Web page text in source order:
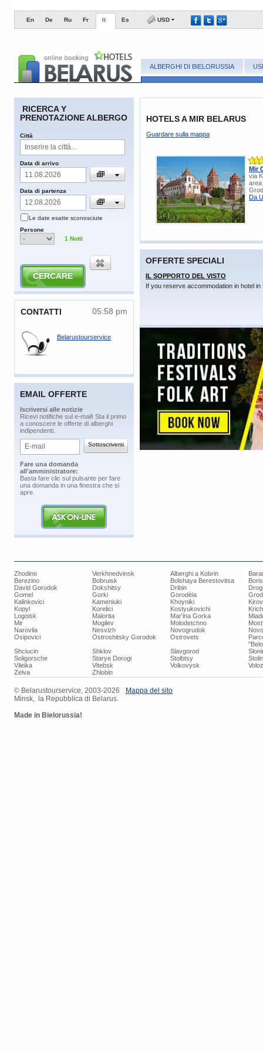
En De Ru Fr It Es USD
ALBERGHI DI BIELORUSSIA
RICERCA Y
PRENOTAZIONE ALBERGO
Сittà
​Data di arrivo
​Data di partenza
​Le date esatte sconosciute
​Persone
1 Notti
​CONTATTI 05:58 pm
Belarustourservice
EMAIL OFFERTE
​Iscriversi alle notizie
​Ricevi notifiche sul e-mail! Sta il primo
a conoscere le offerte di alberghi
indipendenti.
​Fare una domanda
all'amministratore:
​Basta fare clic sul pulsante per fare
una domanda in una finestra che si
apre.
HOTELS A MIR BELARUS
Guardare sulla mappa
Mir
via
area
Da
OFFERTE SPECIALI
IL SOPPORTO DEL VISTO
If you reserve accommodation in hotel
Zhodino Verkhnedvinsk Alberghi a Kobrin
Berezino
Bobruisk Bolshaya Berestovitsa
David Gorodok
Dokshitsy Dribin
Gomel
Gorki Gorodèia
Kalinkovici
Kameniuki Khoyniki
Kopyl
Korelici Kostyukovichi
Logoisk
Malorita Mar'ina Gorka
Mir
Mogilev Molodetchno
Narovlia
Nesvizh Novogrudok
Osipovici
Ostroshitsky Gorodok Ostrovets
Shciucin
Shklov Slavgorod
Soligorsche
Starye Dorogi Stolbtsy
Stolin
Vileika
Vitebsk Volkovysk
Zelva
Zhlobin
© ​Belarustourservice, 2003-2026
Minsk, la Repubblica di Belarus.
Made in Bielorussia!
​Mappa del sito